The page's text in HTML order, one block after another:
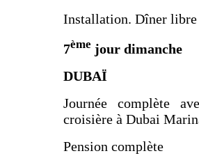
Installation. Dîner
7ème jour dimanche
DUBAÏ
Journée complète
croisière à Dubai
Pension complète